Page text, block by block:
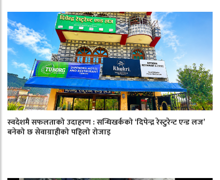
स्वदेशमै सफलताको उदाहरण : सन्धिखर्कको ‘दिपेन्द्र रेस्टुरेन्ट एन्ड लज’
बनेको छ सेवाग्राहीको पहिलो रोजाइ